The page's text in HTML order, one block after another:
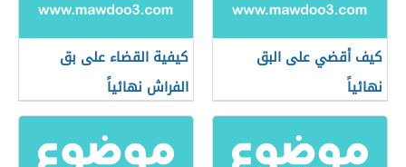
كيف أقضي على البق
نهائياً
كيفية القضاء على بق
الفراش نهائياً